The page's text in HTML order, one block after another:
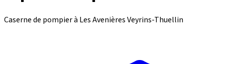
Caserne de pompier à Les Avenières Veyrins-Thuellin